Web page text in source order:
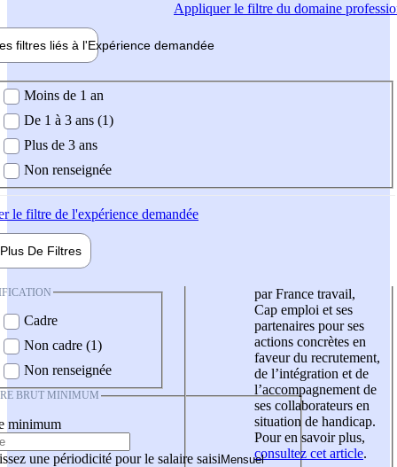
Appliquerle filtre du domaine
filtres liés à l'Expérience demandée
demandée
Moins de 1 an
De 1 à 3 ans (1)
Plus de 3 ans
Non renseignée
le filtre de l'expérience demandée
Plus De Filtres
Cadre
Non cadre (1)
Non renseignée
BRUT MINIMUM
minimum
une périodicité pour le salaire saisi
par France travail,
Cap emploi et ses
partenaires pour ses
actions concrètes en
faveur du recrutement,
de l’intégration et de
l’accompagnement de
ses collaborateurs en
situation de handicap.
Pour en savoir plus,
consultez cet article.